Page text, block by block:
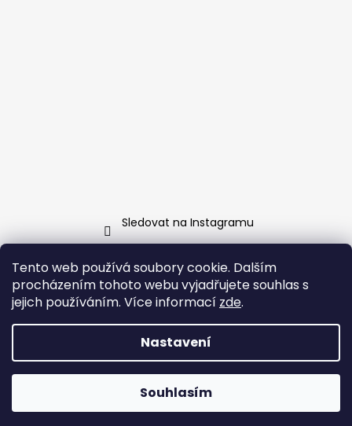
Tento web používá soubory cookie. Dalším
procházením tohoto webu vyjadřujete souhlas s
jejich používáním. Více informací zde.
Nastavení
Souhlasím
Sledovat na Instagramu
Facebook
Copyright 2026www.vsebezlepku.cz. Všechna práva
vyhrazena.